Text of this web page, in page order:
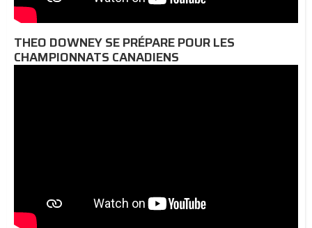
THEO DOWNEY SE PRÉPARE POUR LES
CHAMPIONNATS CANADIENS